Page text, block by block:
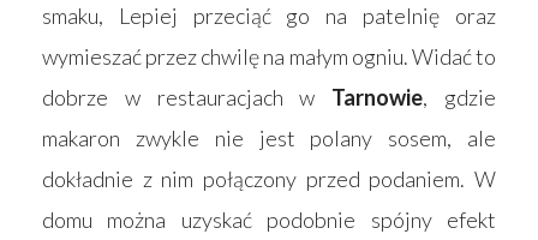
smaku, Lepiej przeciąć go na patelnię oraz
wymieszać przez chwilę na małym ogniu. Widać to
dobrze w restauracjach w Tarnowie, gdzie
makaron zwykle nie jest polany sosem, ale
dokładnie z nim połączony przed podaniem. W
domu można uzyskać podobnie spójny efekt
Akcesoria
Kontakt